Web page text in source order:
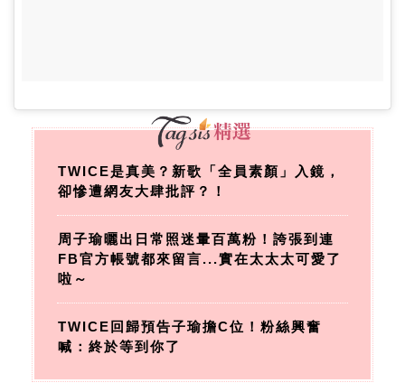
TWICE是真美？新歌「全員素顏」入鏡，
卻慘遭網友大肆批評？！
周子瑜曬出日常照迷暈百萬粉！誇張到連
FB官方帳號都來留言...實在太太太可愛了
啦～
TWICE回歸預告子瑜擔C位！粉絲興奮
喊：終於等到你了